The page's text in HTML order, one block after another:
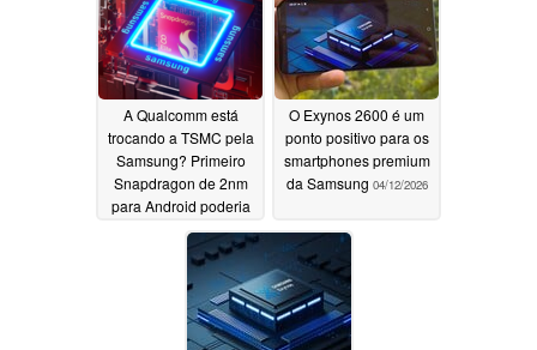
A Qualcomm está
trocando a TSMC pela
Samsung? Primeiro
Snapdragon de 2nm
para Android poderia
emular o Exynos
04/22/2026
O Exynos 2600 é um
ponto positivo para os
smartphones premium
da Samsung 04/12/2026